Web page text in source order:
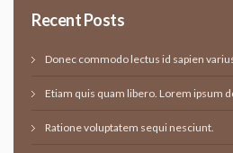
Recent Posts
Donec commodo lectus id sapien
Etiam quis quam libero. Lorem ipsum
Ratione voluptatem sequi nesciunt.